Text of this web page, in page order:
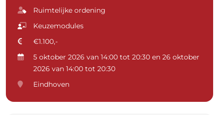
Ruimtelijke ordening
Keuzemodules
€1.100,-
5 oktober 2026 van 14:00 tot 20:30 en 26 oktober
2026 van 14:00 tot 20:30
Eindhoven